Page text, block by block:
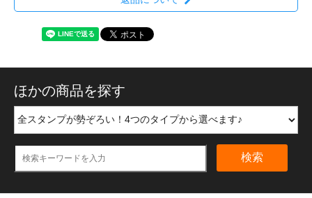
ほかの商品を探す
検索